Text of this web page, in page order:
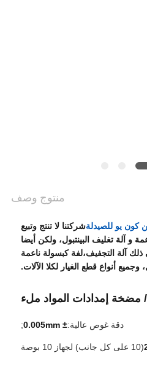
منتوج وصف
كون يو للصيدلةشركتنا لا تنتج وتبيع
و آلة تغليف البينتبول، ولكن أيضا
آلة التجفيف،لفة كبسولة ناعمة
وجميع أنواع قطع الغيار لكلا الآلات.
مضخة إمدادات المواد ملء
دقة غوص عالية:± 0.005mm
;
(10 على كل جانب) لجهاز 10 بوصة